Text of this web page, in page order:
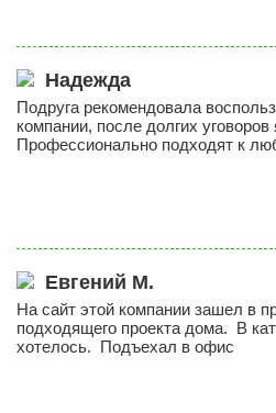
ИЗМЕНЕНИЯ В ПРОЕКТ
Часто задаваемые
ЧАСТО ЗАДАВАЕМЫЕ
Надежда
Подруга рекомендовала
компании, после долгих
Профессионально подходят к
Евгений М.
На сайт этой компании зашел в
подходящего проекта дома. В
хотелось. Подъехал в офис